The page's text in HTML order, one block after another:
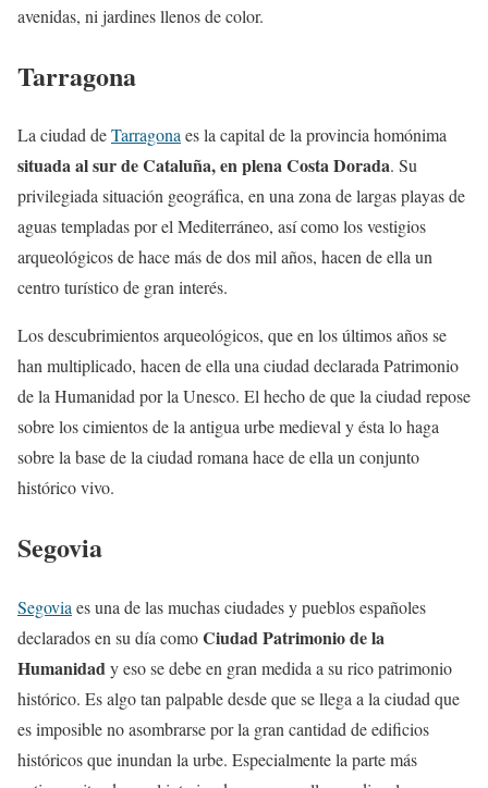
avenidas, ni jardines llenos de color.
Tarragona
La ciudad deTarragonaes la capital de la provincia homónima
situada al sur de Cataluña, en plena Costa Dorada. Su
privilegiada situación geográfica, en una zona de largas playas de
aguas templadas por el Mediterráneo, así como los vestigios
arqueológicos de hace más de dos mil años, hacen de ella un
centro turístico de gran interés.
Los descubrimientos arqueológicos, que en los últimos años se
han multiplicado, hacen de ella una ciudad declarada Patrimonio
de la Humanidad por la Unesco. El hecho de que la ciudad repose
sobre los cimientos de la antigua urbe medieval y ésta lo haga
sobre la base de la ciudad romana hace de ella un conjunto
histórico vivo.
Segovia
Segoviaes una de las muchas ciudades y pueblos españoles
declarados en su día comoCiudad Patrimonio de la
Humanidady eso se debe en gran medida a su rico patrimonio
histórico. Es algo tan palpable desde que se llega a la ciudad que
es imposible no asombrarse por la gran cantidad de edificios
históricos que inundan la urbe. Especialmente la parte más